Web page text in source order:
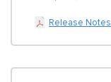
Release Notes